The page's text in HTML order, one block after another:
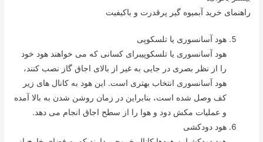
راهنمای خرید آبمیوه گیر پرقدرت و باکیفیت
هود آسانسوری یا تلسکوپی
هود آسانسوری یا تلسکوپیبرای کسانی که می خواهند هود خود
را از نظر بصری در جایی به غیر از بالای اجاق گاز نصب کنند،
هود آسانسوری انتخاب بهتری است. این هود به کانال های زیر
کف وصل شده است، بنابراین در زمان روشن شدن به بالا آمده
و عملیات مکش دود و هوا را از سطح اجاق انجام می دهد.
هود دودکشی